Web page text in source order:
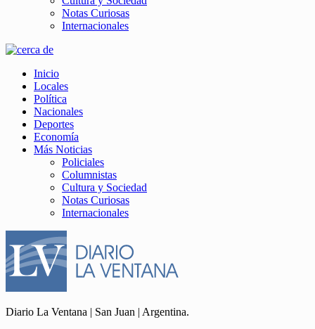
Notas Curiosas
Internacionales
Inicio
Locales
Política
Nacionales
Deportes
Economía
Más Noticias
Policiales
Columnistas
Cultura y Sociedad
Notas Curiosas
Internacionales
Diario La Ventana | San Juan | Argentina.